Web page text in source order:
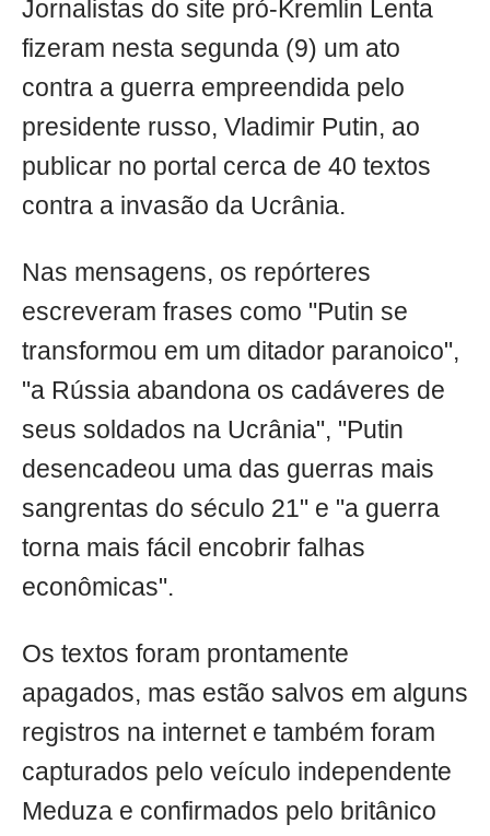
Jornalistas do site pró-Kremlin Lenta
fizeram nesta segunda (9) um ato
contra a guerra empreendida pelo
presidente russo, Vladimir Putin, ao
publicar no portal cerca de 40 textos
contra a invasão da Ucrânia.
Nas mensagens, os repórteres
escreveram frases como "Putin se
transformou em um ditador paranoico",
"a Rússia abandona os cadáveres de
seus soldados na Ucrânia", "Putin
desencadeou uma das guerras mais
sangrentas do século 21" e "a guerra
torna mais fácil encobrir falhas
econômicas".
Os textos foram prontamente
apagados, mas estão salvos em alguns
registros na internet e também foram
capturados pelo veículo independente
Meduza e confirmados pelo britânico